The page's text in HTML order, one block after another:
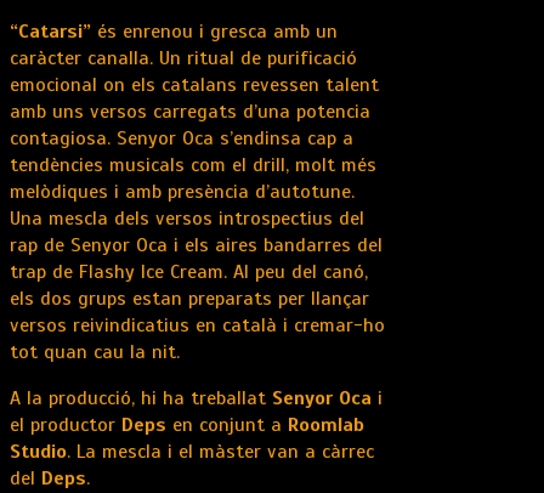
“Catarsi” és enrenou i gresca amb un
caràcter canalla. Un ritual de purificació
emocional on els catalans revessen talent
amb uns versos carregats d’una potencia
contagiosa. Senyor Oca s’endinsa cap a
tendències musicals com el drill, molt més
melòdiques i amb presència d’autotune.
Una mescla dels versos introspectius del
rap de Senyor Oca i els aires bandarres del
trap de Flashy Ice Cream. Al peu del canó,
els dos grups estan preparats per llançar
versos reivindicatius en català i cremar-ho
tot quan cau la nit.
A la producció, hi ha treballat Senyor Oca i
el productor Deps en conjunt a Roomlab
Studio. La mescla i el màster van a càrrec
del Deps.